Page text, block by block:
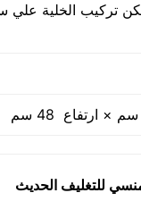
25 سم و يمكن تركيب الخلية
منسي للتغليف الحديث